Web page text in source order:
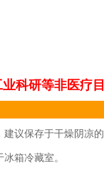
科研等非医疗
议保存于干燥阴凉
箱冷藏室。